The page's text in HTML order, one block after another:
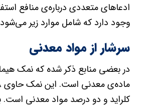
ادعاهای متعددی درباره‌ی منافع
وجود دارد که شامل موارد زیر
سرشار از مواد‌ معدنی
کلراید و دو درصد مواد‌ معدنی است.